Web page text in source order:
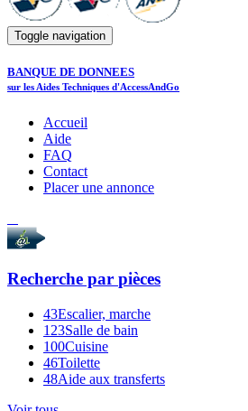
Toggle navigation
BANQUE DE DONNEES
sur les Aides Techniques d'AccessAndGo
Accueil
Aide
FAQ
Contact
Placer une annonce
Recherche par pièces
43Escalier, marche
123Salle de bain
100Cuisine
46Toilette
48Aide aux transferts